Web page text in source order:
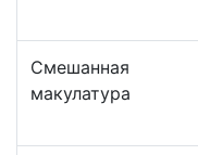
Смешанная
макулатура